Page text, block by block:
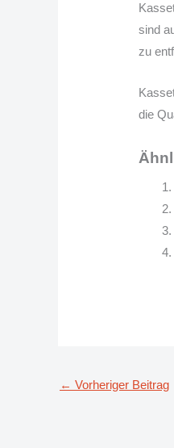
sind
zu
die
← Vorheriger Beitrag